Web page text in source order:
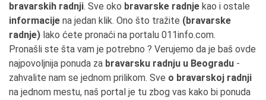
bravarskih radnji. Sve oko bravarske radnje kao i ostale
informacije na jedan klik. Ono što tražite (bravarske
radnje) lako ćete pronaći na portalu 011info.com.
Pronašli ste šta vam je potrebno ? Verujemo da je baš ovde
najpovoljnija ponuda za bravarsku radnju u Beogradu -
zahvalite nam se jednom prilikom. Sve o bravarskoj radnji
na jednom mestu, naš portal je tu zbog vas kako bi ponuda